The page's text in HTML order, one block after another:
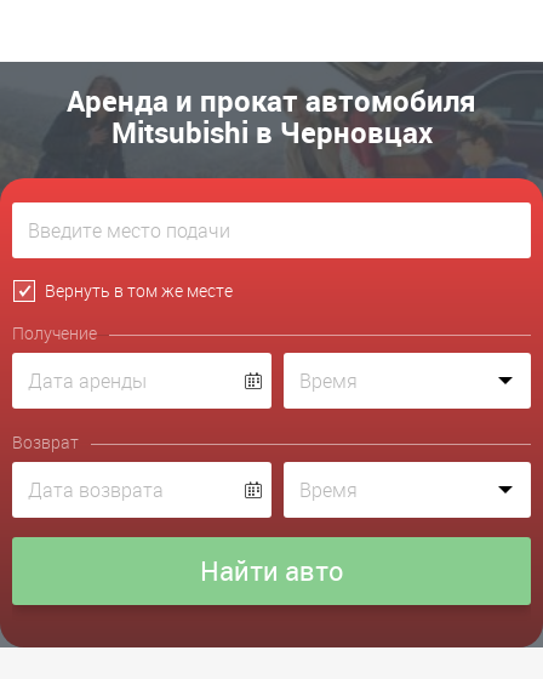
Аренда и прокат автомобиля
Mitsubishi в Черновцах
Вернуть в том же месте
Получение
Возврат